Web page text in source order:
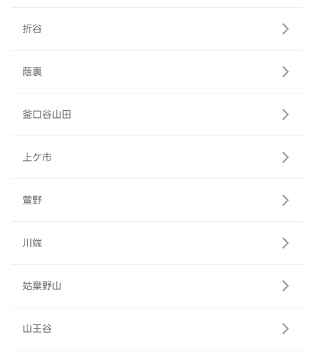
折谷
蔭裏
釜口谷山田
上ケ市
萱野
川端
姑棄野山
山王谷